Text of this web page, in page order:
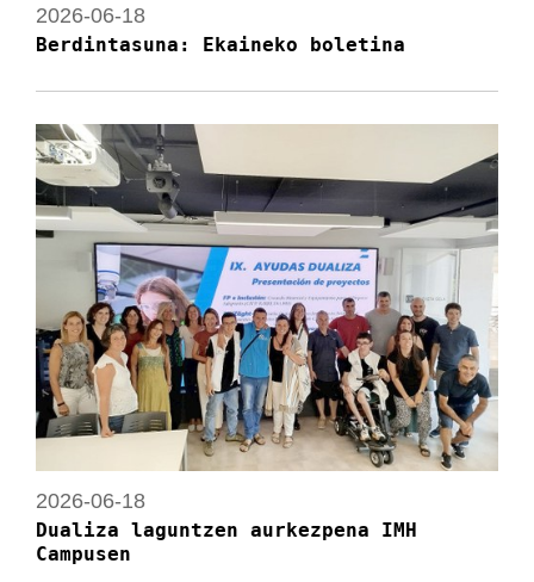
2026-06-18
Berdintasuna: Ekaineko boletina
2026-06-18
Dualiza laguntzen aurkezpena IMH
Campusen